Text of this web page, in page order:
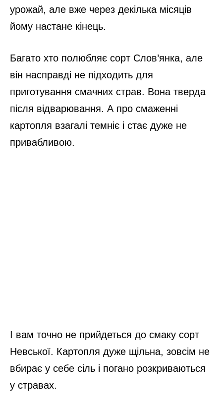
урожай, але вже через декілька місяців
йому настане кінець.
Багато хто полюбляє сорт Слов’янка, але
він насправді не підходить для
приготування смачних страв. Вона тверда
після відварювання. А про смаженні
картопля взагалі темніє і стає дуже не
привабливою.
І вам точно не прийдеться до смаку сорт
Невської. Картопля дуже щільна, зовсім не
вбирає у себе сіль і погано розкриваються
у стравах.